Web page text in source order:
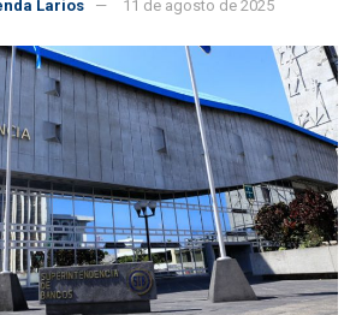
Larios 11 de agosto de 2025